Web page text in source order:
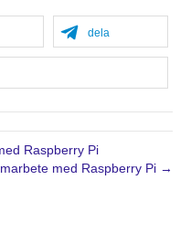
dela
Raspberry Pi
med Raspberry Pi →